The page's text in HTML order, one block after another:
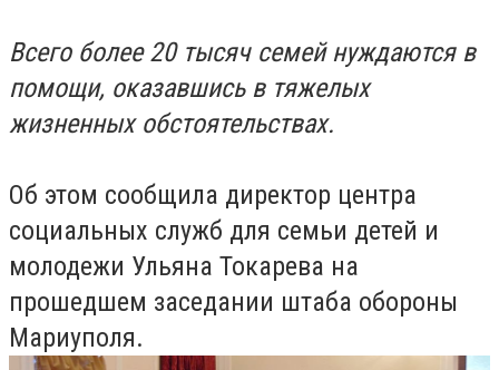
Всего более 20 тысяч семей нуждаются в
помощи, оказавшись в тяжелых
жизненных обстоятельствах.
Об этом сообщила директор центра
социальных служб для семьи детей и
молодежи Ульяна Токарева на
прошедшем заседании штаба обороны
Мариуполя.